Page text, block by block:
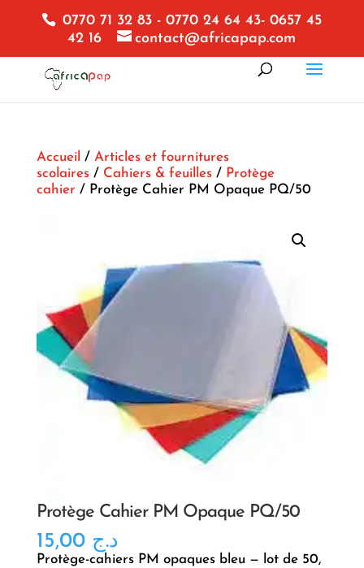
0770 71 32 83 - 0770 24 64 43- 0657 45
42 16
contact@africapap.com
Accueil / Articles et fournitures
scolaires/ Cahiers & feuilles/ Protège
cahier / Protège Cahier PM Opaque PQ/50
Protège Cahier PM Opaque PQ/50
د.ج 15,00
Protège-cahiers PM opaques bleu — lot de 50,